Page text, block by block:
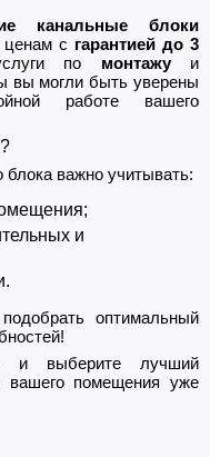
канальные блоки
с гарантией до 3
по монтажуи
вы могли быть уверены
работе вашего
блока важно учитывать:
и
оптимальный
и выберите лучший
вашего помещения уже